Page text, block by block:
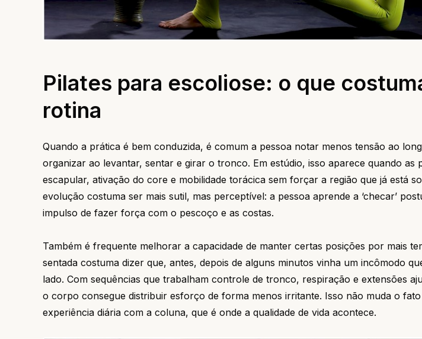
Pilates para escoliose: o que
rotina
Quando a prática é bem conduzida, é comum a pessoa notar menos tensão ao
organizar ao levantar, sentar e girar o tronco. Em estúdio, isso aparece quando as
escapular, ativação do core e mobilidade torácica sem forçar a região que já está
evolução costuma ser mais sutil, mas perceptível: a pessoa aprende a ‘checar’
impulso de fazer força com o pescoço e as costas.
Também é frequente melhorar a capacidade de manter certas posições por mais
sentada costuma dizer que, antes, depois de alguns minutos vinha um incômodo
lado. Com sequências que trabalham controle de tronco, respiração e extensões
o corpo consegue distribuir esforço de forma menos irritante. Isso não muda o
experiência diária com a coluna, que é onde a qualidade de vida acontece.